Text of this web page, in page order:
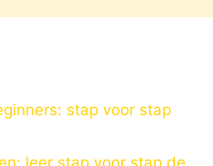
stap voor stap